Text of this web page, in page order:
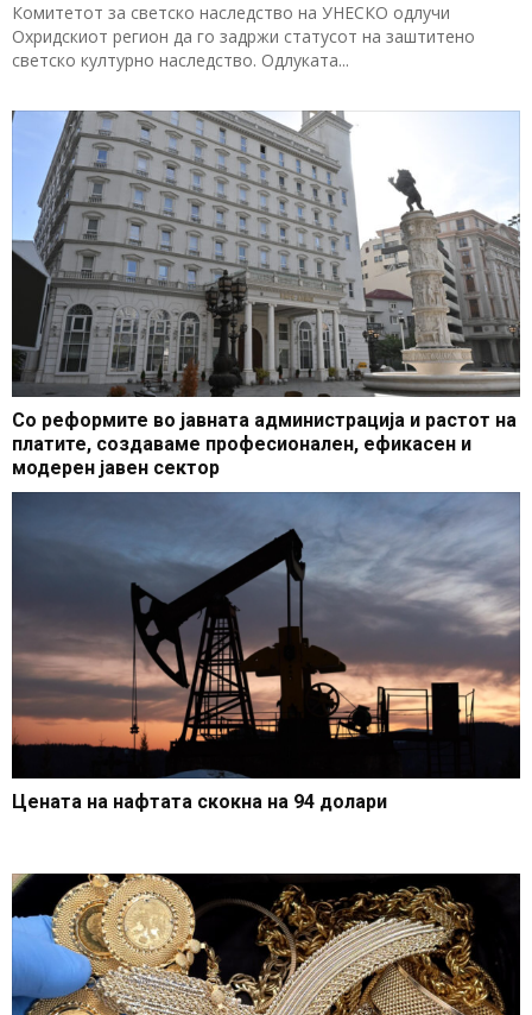
Комитетот за светско наследство на УНЕСКО одлучи
Охридскиот регион да го задржи статусот на заштитено
светско културно наследство. Одлуката...
Со реформите во јавната администрација и растот на
платите, создаваме професионален, ефикасен и
модерен јавен сектор
Цената на нафтата скокна на 94 долари